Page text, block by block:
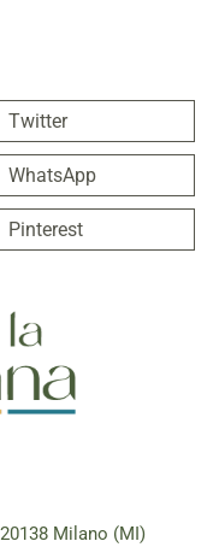
Twitter
WhatsApp
Pinterest
Milano (MI)